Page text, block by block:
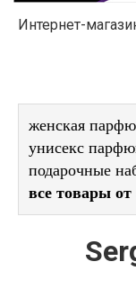
Интернет-
женская
унисекс
подарочные
все товары от